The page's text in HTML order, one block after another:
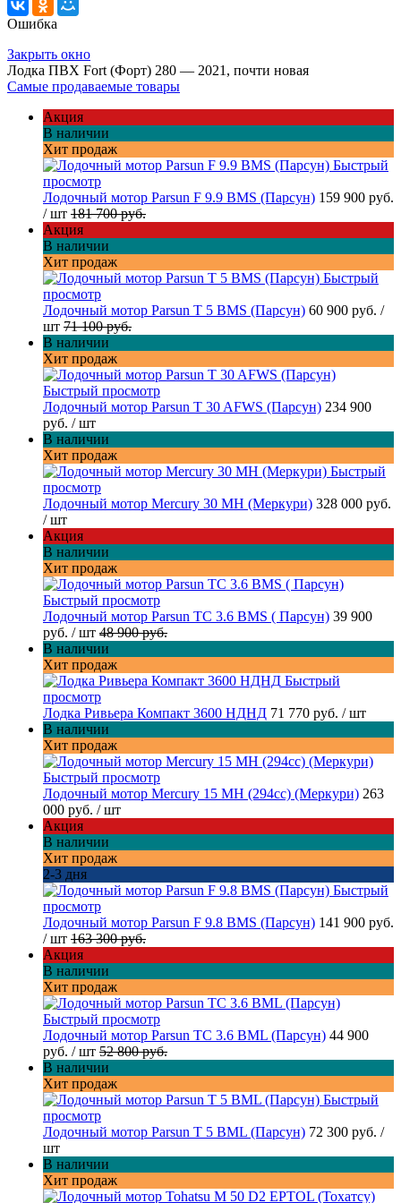
Ошибка
Закрыть окно
Лодка ПВХ Fort (Форт) 280 — 2021, почти новая
Самые продаваемые товары
Акция
В наличии
Хит продаж
Быстрый
просмотр
Лодочный мотор Parsun F 9.9 BMS (Парсун) 159 900 руб.
/ шт 181 700 руб.
Акция
В наличии
Хит продаж
Быстрый
просмотр
Лодочный мотор Parsun T 5 BMS (Парсун) 60 900 руб. /
шт 71 100 руб.
В наличии
Хит продаж
Быстрый просмотр
Лодочный мотор Parsun T 30 AFWS (Парсун) 234 900
руб. / шт
В наличии
Хит продаж
Быстрый
просмотр
Лодочный мотор Mercury 30 MH (Меркури) 328 000 руб.
/ шт
Акция
В наличии
Хит продаж
Быстрый просмотр
Лодочный мотор Parsun TC 3.6 BMS ( Парсун) 39 900
руб. / шт 48 900 руб.
В наличии
Хит продаж
Быстрый
просмотр
Лодка Ривьера Компакт 3600 НДНД 71 770 руб. / шт
В наличии
Хит продаж
Быстрый просмотр
Лодочный мотор Mercury 15 MH (294cc) (Меркури) 263
000 руб. / шт
Акция
В наличии
Хит продаж
2-3 дня
Быстрый
просмотр
Лодочный мотор Parsun F 9.8 BMS (Парсун) 141 900 руб.
/ шт 163 300 руб.
Акция
В наличии
Хит продаж
Быстрый просмотр
Лодочный мотор Parsun TC 3.6 BML (Парсун) 44 900
руб. / шт 52 800 руб.
В наличии
Хит продаж
Быстрый
просмотр
Лодочный мотор Parsun T 5 BML (Парсун) 72 300 руб. /
шт
В наличии
Хит продаж